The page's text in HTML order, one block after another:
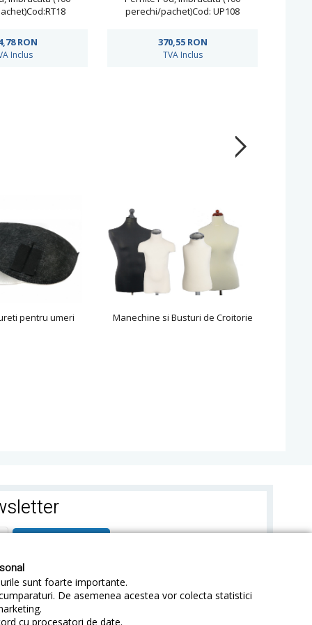
sunt foarte importante.
De asemenea acestea vor colecta statistici
cu procesatori de date.
RON
Inclus
perechi/pachet)Cod: UP108
370,55 RON
TVA Inclus
pentru umeri Manechine si Busturi de Croitorie
Sitemap